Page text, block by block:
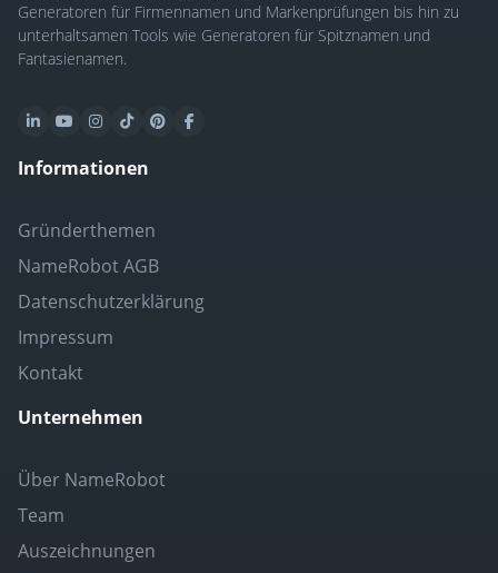
Generatoren für Firmennamen und Markenprüfungen bis hin zu
unterhaltsamen Tools wie Generatoren für Spitznamen und
Fantasienamen.
Informationen
Gründerthemen
NameRobot AGB
Datenschutzerklärung
Impressum
Kontakt
Unternehmen
Über NameRobot
Team
Auszeichnungen